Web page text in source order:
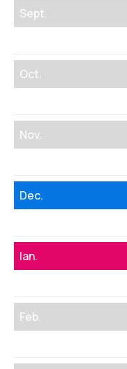
Sept.
Oct.
Nov.
Dec.
Ian.
Feb.